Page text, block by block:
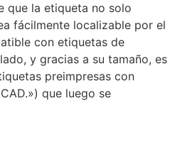
que la etiqueta no solo
fácilmente localizable por el
con etiquetas de
y gracias a su tamaño, es
preimpresas con
que luego se